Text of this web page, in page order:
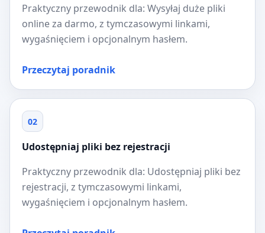
Praktyczny przewodnik dla: Wysyłaj duże pliki
online za darmo, z tymczasowymi linkami,
wygaśnięciem i opcjonalnym hasłem.
Przeczytaj poradnik
02
Udostępniaj pliki bez rejestracji
Praktyczny przewodnik dla: Udostępniaj pliki bez
rejestracji, z tymczasowymi linkami,
wygaśnięciem i opcjonalnym hasłem.